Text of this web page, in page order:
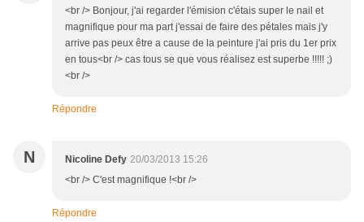
<br /> Bonjour, j'ai regarder l'émision c'étais super le nail et
magnifique pour ma part j'essai de faire des pétales mais j'y
arrive pas peux être a cause de la peinture j'ai pris du 1er prix
en tous<br /> cas tous se que vous réalisez est superbe !!!!! ;)
<br />
Répondre
N Nicoline Defy 20/03/2013 15:26
<br /> C'est magnifique !<br />
Répondre